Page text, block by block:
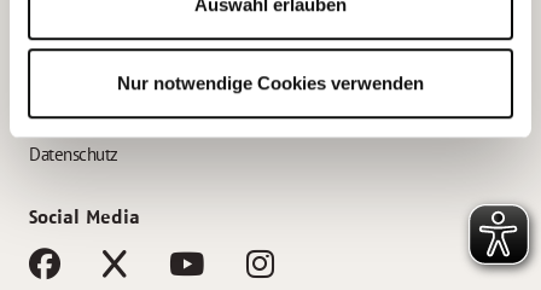
Nur notwendige Cookies verwenden
AWO Gliederungen nach Bundesland
Impressum
Datenschutz
Social Media